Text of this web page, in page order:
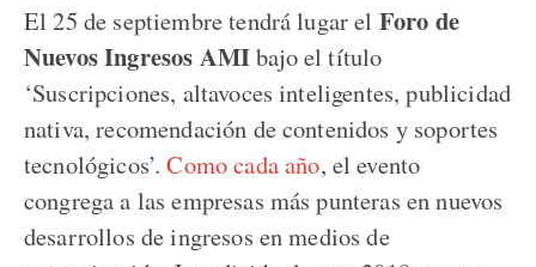
El 25 de septiembre tendrá lugar el Foro de
Nuevos Ingresos AMIbajo el título
‘Suscripciones, altavoces inteligentes, publicidad
nativa, recomendación de contenidos y soportes
tecnológicos’.Como cada año, el evento
congrega a las empresas más punteras en nuevos
desarrollos de ingresos en medios de